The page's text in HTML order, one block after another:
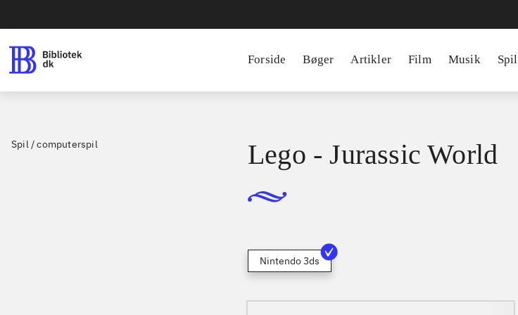
Forside Bøger Artikler Film Musik Spil
Spil / computerspil Lego - Jurassic World
Nintendo 3ds